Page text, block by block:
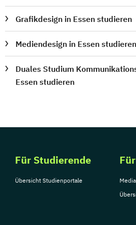
Grafikdesign in Essen studieren
Mediendesign in Essen studieren
Duales Studium
Essen studieren
Für Studierende
Übersicht Studienportale